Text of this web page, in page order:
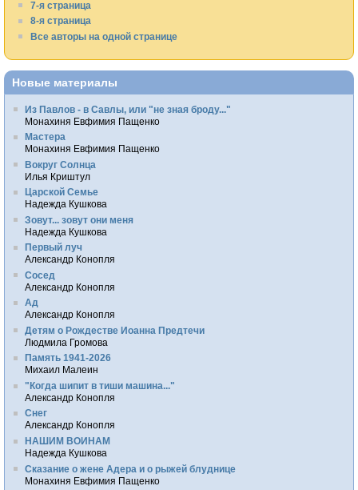
7-я страница
8-я страница
Все авторы на одной странице
Новые материалы
Из Павлов - в Савлы, или "не зная броду..."
Монахиня Евфимия Пащенко
Мастера
Монахиня Евфимия Пащенко
Вокруг Солнца
Илья Криштул
Царской Семье
Надежда Кушкова
Зовут... зовут они меня
Надежда Кушкова
Первый луч
Александр Конопля
Сосед
Александр Конопля
Ад
Александр Конопля
Детям о Рождестве Иоанна Предтечи
Людмила Громова
Память 1941-2026
Михаил Малеин
"Когда шипит в тиши машина..."
Александр Конопля
Снег
Александр Конопля
НАШИМ ВОИНАМ
Надежда Кушкова
Сказание о жене Адера и о рыжей блуднице
Монахиня Евфимия Пащенко